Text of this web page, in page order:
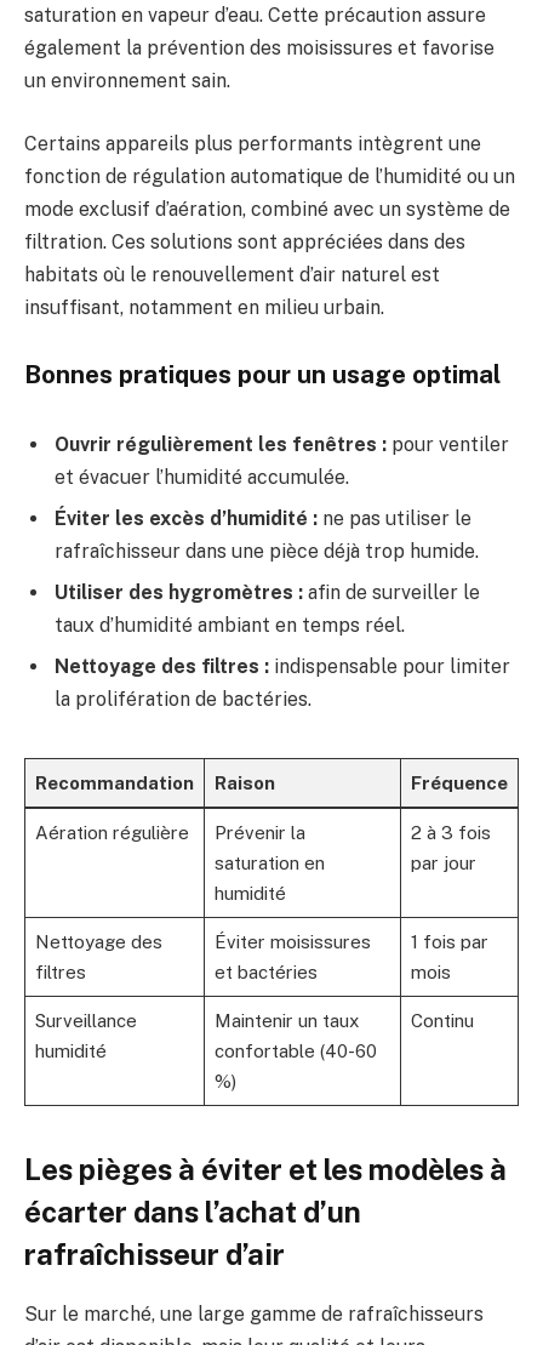
saturation en vapeur d’eau. Cette précaution assure
également la prévention des moisissures et favorise
un environnement sain.
Certains appareils plus performants intègrent une
fonction de régulation automatique de l’humidité ou un
mode exclusif d’aération, combiné avec un système de
filtration. Ces solutions sont appréciées dans des
habitats où le renouvellement d’air naturel est
insuffisant, notamment en milieu urbain.
Bonnes pratiques pour un usage optimal
Ouvrir régulièrement les fenêtres : pour ventiler
et évacuer l’humidité accumulée.
Éviter les excès d’humidité : ne pas utiliser le
rafraîchisseur dans une pièce déjà trop humide.
Utiliser des hygromètres : afin de surveiller le
taux d’humidité ambiant en temps réel.
Nettoyage des filtres : indispensable pour limiter
la prolifération de bactéries.
Recommandation Raison Fréquence
Aération régulière
Prévenir la
saturation en
humidité
2 à 3 fois
par jour
Nettoyage des
filtres
Éviter moisissures
et bactéries
1 fois par
mois
Surveillance
humidité
Maintenir un taux
confortable (40-60
%)
Continu
Les pièges à éviter et les modèles à
écarter dans l’achat d’un
rafraîchisseur d’air
Sur le marché, une large gamme de rafraîchisseurs